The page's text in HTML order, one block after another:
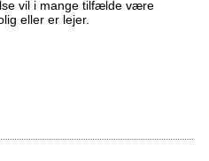
vil i mange tilfælde være
eller er lejer.